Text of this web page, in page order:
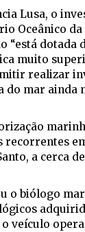
Lusa, o
Oceânico
“está dotada
muito
realizar
do mar ainda
recorrentes
a cerca
o biólogo
veículo